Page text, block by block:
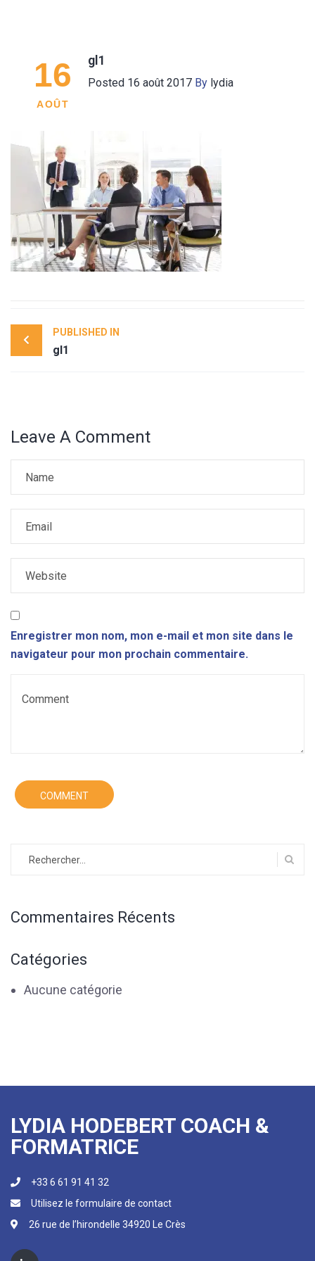
16
AOÛT
gl1
Posted 16 août 2017 By lydia
Post
navigation
PUBLISHED IN
gl1
Leave A Comment
Enregistrer mon nom, mon e-mail et mon site dans le
navigateur pour mon prochain commentaire.
Commentaires Récents
Catégories
Aucune catégorie
LYDIA HODEBERT COACH &
FORMATRICE
+33 6 61 91 41 32
Utilisez le formulaire de contact
26 rue de l’hirondelle 34920 Le Crès